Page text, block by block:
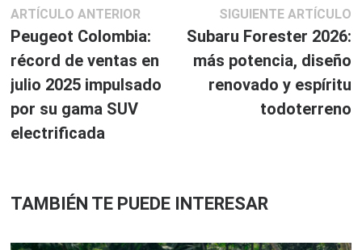
Navegación
de
entradas
ARTÍCULO ANTERIOR
anterior:
Peugeot Colombia:
récord de ventas en
julio 2025 impulsado
por su gama SUV
electrificada
SIGUIENTE ARTÍCULO
Subaru Forester 2026:
más potencia, diseño
renovado y espíritu
todoterreno
TAMBIÉN TE PUEDE INTERESAR